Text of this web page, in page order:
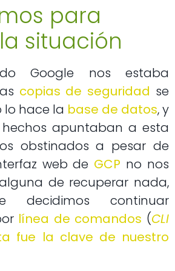
para
situación
Google nos estaba
copias de seguridad se
hace la base de datos, y
apuntaban a esta
obstinados a pesar de
web de GCP no nos
de recuperar nada,
continuar
línea de comandos (CLI
fue la clave de nuestro